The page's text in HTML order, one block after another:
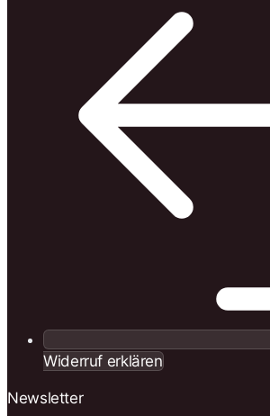
Widerruf erklären
Newsletter